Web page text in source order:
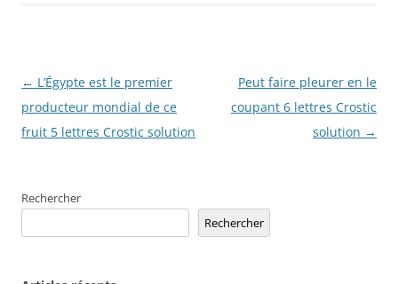
Navigation
des
articles
← L’Égypte est le premier
producteur mondial de ce
fruit 5 lettres Crostic solution
Peut faire pleurer en le
coupant 6 lettres Crostic
solution →
Rechercher
Rechercher